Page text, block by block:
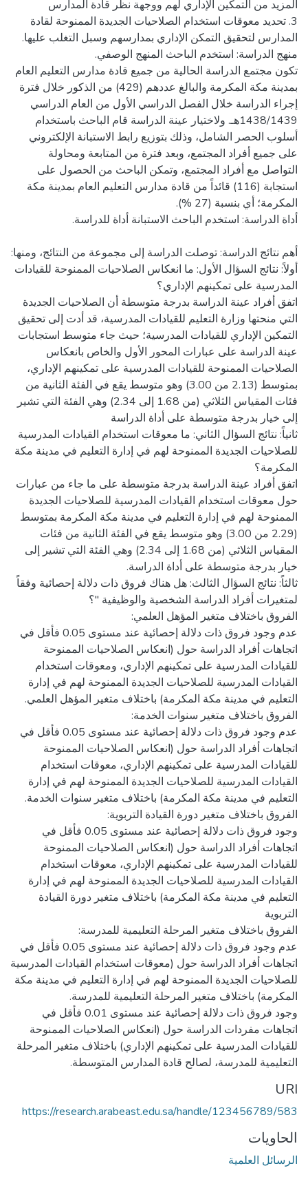
3. تحديد معوقات استخدام الصلاحيات الجديدة الممنوحة لقادة
تكون مجتمع الدراسة الحالية من جميع قادة مدارس التعليم العام
بمدينة مكة المكرمة والبالغ عددهم (429) من الذكور خلال فترة
إجراء الدراسة خلال الفصل الدراسي الأول من العام الدراسي
1438/1439هـ. ولاختيار عينة الدراسة قام الباحث باستخدام
أسلوب الحصر الشامل، وذلك بتوزيع رابط الاستبانة الإلكتروني
على جميع أفراد المجتمع، وبعد فترة من المتابعة ومحاولة
التواصل مع أفراد المجتمع، وتمكن الباحث من الحصول على
استجابة (116) قائداً من قادة مدارس التعليم العام بمدينة مكة
أولاً: نتائج السؤال الأول: ما انعكاس الصلاحيات الممنوحة للقيادات
اتفق أفراد عينة الدراسة بدرجة متوسطة أن الصلاحيات الجديدة
التي منحتها وزارة التعليم للقيادات المدرسية، قد أدت إلى تحقيق
التمكين الإداري للقيادات المدرسية؛ حيث جاء متوسط استجابات
عينة الدراسة على عبارات المحور الأول والخاص بانعكاس
الصلاحيات الممنوحة للقيادات المدرسية على تمكينهم الإداري،
بمتوسط (2.13 من 3.00) وهو متوسط يقع في الفئة الثانية من
فئات المقياس الثلاثي (من 1.68 إلى 2.34) وهي الفئة التي تشير
ثانياً: نتائج السؤال الثاني: ما معوقات استخدام القيادات المدرسية
للصلاحيات الجديدة الممنوحة لهم في إدارة التعليم في مدينة مكة
اتفق أفراد عينة الدراسة بدرجة متوسطة على ما جاء من عبارات
حول معوقات استخدام القيادات المدرسية للصلاحيات الجديدة
الممنوحة لهم في إدارة التعليم في مدينة مكة المكرمة بمتوسط
(2.29 من 3.00) وهو متوسط يقع في الفئة الثانية من فئات
المقياس الثلاثي (من 1.68 إلى 2.34) وهي الفئة التي تشير إلى
ثالثاً: نتائج السؤال الثالث: هل هناك فروق ذات دلالة إحصائية وفقاً
عدم وجود فروق ذات دلالة إحصائية عند مستوى 0.05 فأقل في
اتجاهات أفراد الدراسة حول (انعكاس الصلاحيات الممنوحة
للقيادات المدرسية على تمكينهم الإداري، ومعوقات استخدام
القيادات المدرسية للصلاحيات الجديدة الممنوحة لهم في إدارة
عدم وجود فروق ذات دلالة إحصائية عند مستوى 0.05 فأقل في
اتجاهات أفراد الدراسة حول (انعكاس الصلاحيات الممنوحة
للقيادات المدرسية على تمكينهم الإداري، معوقات استخدام
القيادات المدرسية للصلاحيات الجديدة الممنوحة لهم في إدارة
وجود فروق ذات دلالة إحصائية عند مستوى 0.05 فأقل في
اتجاهات أفراد الدراسة حول (انعكاس الصلاحيات الممنوحة
للقيادات المدرسية على تمكينهم الإداري، معوقات استخدام
القيادات المدرسية للصلاحيات الجديدة الممنوحة لهم في إدارة
التعليم في مدينة مكة المكرمة) باختلاف متغير دورة القيادة
عدم وجود فروق ذات دلالة إحصائية عند مستوى 0.05 فأقل في
اتجاهات أفراد الدراسة حول (معوقات استخدام القيادات المدرسية
للصلاحيات الجديدة الممنوحة لهم في إدارة التعليم في مدينة مكة
وجود فروق ذات دلالة إحصائية عند مستوى 0.01 فأقل في
اتجاهات مفردات الدراسة حول (انعكاس الصلاحيات الممنوحة
للقيادات المدرسية على تمكينهم الإداري) باختلاف متغير المرحلة
التعليمية للمدرسة، لصالح قادة المدارس المتوسطة.
URI
https://research.arabeast.edu.sa/handle/123456789/583
الحاويات
الرسائل العلمية